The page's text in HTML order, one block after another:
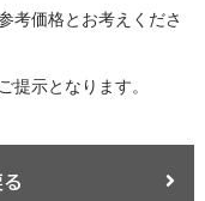
考価格とお考えくださ
提示となります。